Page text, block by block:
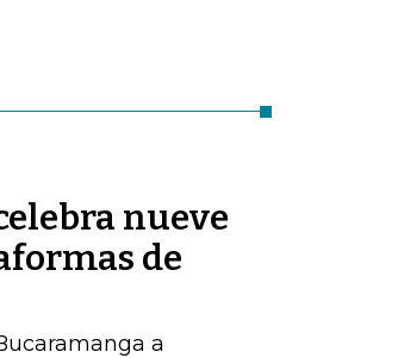
nueve
de
a